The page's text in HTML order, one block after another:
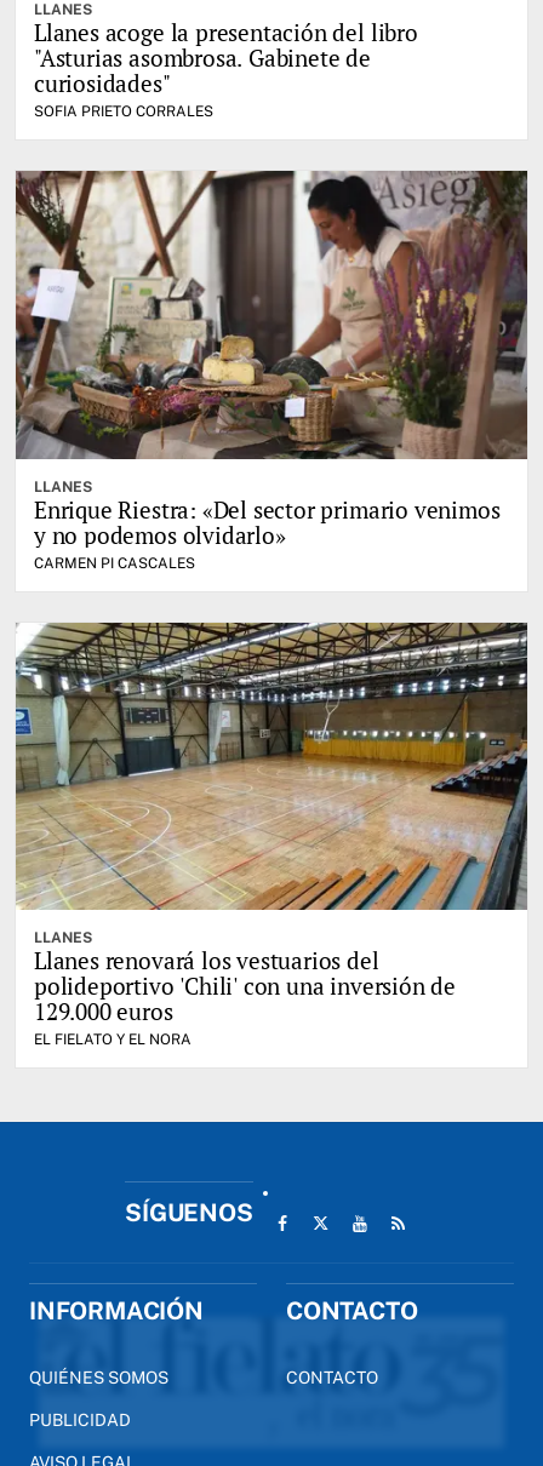
LLANES
Llanes acoge la presentación del libro
"Asturias asombrosa. Gabinete de
curiosidades"
SOFIA PRIETO CORRALES
LLANES
Enrique Riestra: «Del sector primario venimos
y no podemos olvidarlo»
CARMEN PI CASCALES
LLANES
Llanes renovará los vestuarios del
polideportivo 'Chili' con una inversión de
129.000 euros
EL FIELATO Y EL NORA
SÍGUENOS
INFORMACIÓN
QUIÉNES SOMOS
PUBLICIDAD
CONTACTO
CONTACTO